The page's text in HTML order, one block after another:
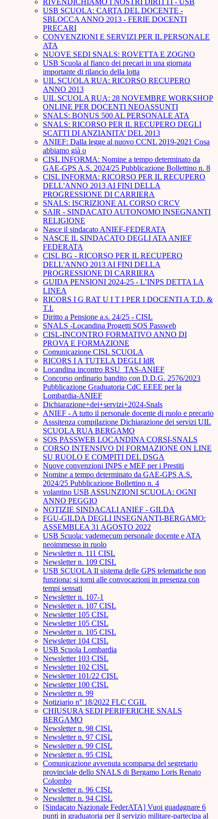
RIVENDICHIAMO I NOSTRI DIRITTI - USB
USB SCUOLA: CARTA DEL DOCENTE -
SBLOCCA ANNO 2013 - FERIE DOCENTI
PRECARI
CONVENZIONI E SERVIZI PER IL PERSONALE
ATA
NUOVE SEDI SNALS: ROVETTA E ZOGNO
USB Scuola al fianco dei precari in una giornata
importante di rilancio della lotta
UIL SCUOLA RUA: RICORSO RECUPERO
ANNO 2013
UIL SCUOLA RUA: 28 NOVEMBRE WORKSHOP
ONLINE PER DOCENTI NEOASSUNTI
SNALS: BONUS 500 AL PERSONALE ATA
SNALS: RICORSO PER IL RECUPERO DEGLI
SCATTI DI ANZIANITA’ DEL 2013
ANIEF: Dalla legge al nuovo CCNL 2019-2021 Cosa
abbiamo già o
CISL INFORMA: Nomine a tempo determinato da
GAE-GPS A.S. 2024/25 Pubblicazione Bollettino n. 8
CISL INFORMA: RICORSO PER IL RECUPERO
DELL'ANNO 2013 AI FINI DELLA
PROGRESSIONE DI CARRIERA
SNALS: ISCRIZIONE AL CORSO CRCV
SAIR - SINDACATO AUTONOMO INSEGNANTI
RELIGIONE
Nasce il sindacato ANIEF-FEDERATA
NASCE IL SINDACATO DEGLI ATA ANIEF
FEDERATA
CISL BG - RICORSO PER IL RECUPERO
DELL'ANNO 2013 AI FINI DELLA
PROGRESSIONE DI CARRIERA
GUIDA PENSIONI 2024-25 - L’INPS DETTA LA
LINEA
RICORS I G RAT U I T I PER I DOCENTI A T.D. &
T.I.
Diritto a Pensione a.s. 24/25 - CISL
SNALS -Locandina Progetti SOS Passweb
CISL-INCONTRO FORMATIVO ANNO DI
PROVA E FORMAZIONE
Comunicazione CISL SCUOLA
RICORS I A TUTELA DEGLI IdR
Locandina incontro RSU_TAS-ANIEF
Concorso ordinario bandito con D.D.G. 2576/2023
Pubblicazione Graduatoria CdC EEEE per la
Lombardia-ANIEF
Dichiarazione+dei+servizi+2024-Snals
ANIEF - A tutto il personale docente di ruolo e precario
Asssitenza compilazione Dichiarazione dei servizi UIL
SCUOLA RUA BERGAMO
SOS PASSWEB LOCANDINA CORSI-SNALS
CORSO INTENSIVO DI FORMAZIONE ON LINE
SU RUOLO E COMPITI DEL DSGA
Nuove convenzioni INPS e MEF per i Prestiti
Nomine a tempo determinato da GAE-GPS A.S.
2024/25 Pubblicazione Bollettino n. 4
volantino USB ASSUNZIONI SCUOLA: OGNI
ANNO PEGGIO
NOTIZIE SINDACALI ANIEF - GILDA
FGU-GILDA DEGLI INSEGNANTI-BERGAMO:
ASSEMBLEA 31 AGOSTO 2022
USB Scuola: vademecum personale docente e ATA
neoimmesso in ruolo
Newsletter n. 111 CISL
Newsletter n. 109 CISL
USB SCUOLA Il sistema delle GPS telematiche non
funziona: si torni alle convocazioni in presenza con
tempi sensati
Newsletter n. 107-1
Newsletter n. 107 CISL
Newsletter 105 CISL
Newsletter 105 CISL
Newsletter n. 105 CISL
Newsletter 104 CISL
USB Scuola Lombardia
Newsletter 103 CISL
Newsletter 102 CISL
Newsletter 101/22 CISL
Newsletter 100 CISL
Newsletter n. 99
Notiziario n° 18/2022 FLC CGIL
CHIUSURA SEDI PERIFERICHE SNALS
BERGAMO
Newsletter n. 98 CISL
Newsletter n. 97 CISL
Newsletter n. 99 CISL
Newsletter n. 95 CISL
Comunicazione avvenuta scomparsa del segretario
provinciale dello SNALS di Bergamo Loris Renato
Colombo
Newsletter n. 96 CISL
Newsletter n. 94 CISL
[Sindacato Nazionale FederATA] Vuoi guadagnare 6
punti in graduatoria per il servizio militare-partecipa al